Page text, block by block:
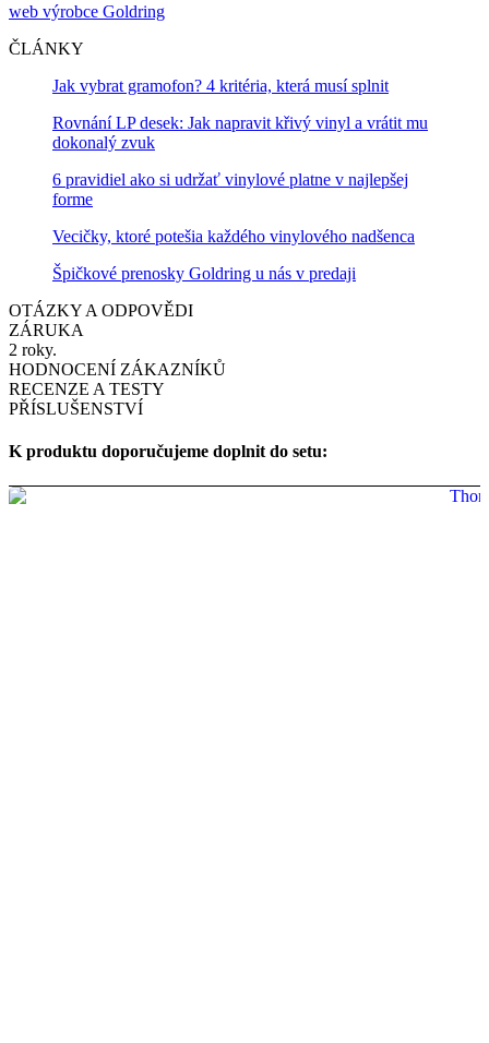
web výrobce Goldring
ČLÁNKY
Jak vybrat gramofon? 4 kritéria, která musí splnit
Rovnání LP desek: Jak napravit křivý vinyl a vrátit mu
dokonalý zvuk
6 pravidiel ako si udržať vinylové platne v najlepšej
forme
Vecičky, ktoré potešia každého vinylového nadšenca
Špičkové prenosky Goldring u nás v predaji
OTÁZKY A ODPOVĚDI
ZÁRUKA
2 roky.
HODNOCENÍ ZÁKAZNÍKŮ
RECENZE A TESTY
PŘÍSLUŠENSTVÍ
K produktu doporučujeme doplnit do setu: